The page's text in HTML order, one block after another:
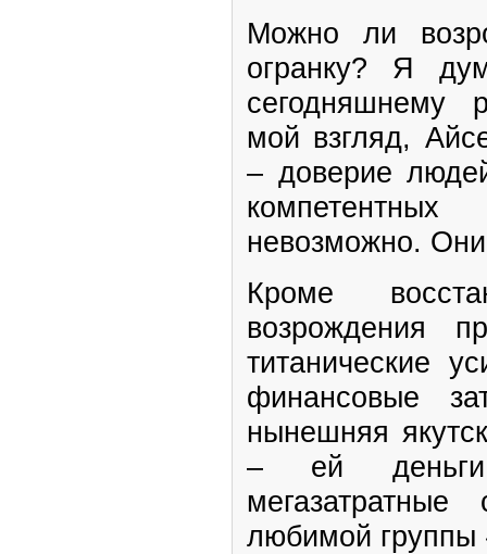
Можно ли
огранку? Я
сегодняшнему
мой взгляд,
– доверие
невозможно.
Кроме
возрождения
титанические
финансовые
нынешняя
– ей
любимой